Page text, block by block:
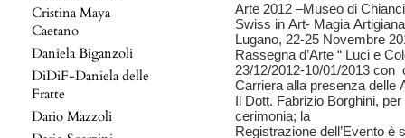
Cristina Maya
Caetano
Daniela Biganzoli
DiDiF-Daniela delle
Fratte
Dario Mazzoli
Arte 2012 –Museo di
Swiss in Art- Magia
Lugano, 22-25 Novembre
Rassegna d’Arte “ Luci e
23/12/2012-10/01/2013 con
Carriera alla presenza delle
Il Dott. Fabrizio Borghini, per
cerimonia; la
Registrazione dell’Evento